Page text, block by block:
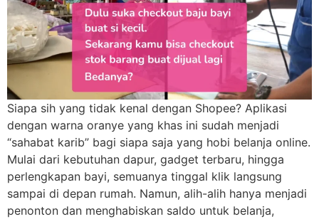
Siapa sih yang tidak kenal dengan Shopee? Aplikasi
dengan warna oranye yang khas ini sudah menjadi
“sahabat karib” bagi siapa saja yang hobi belanja online.
Mulai dari kebutuhan dapur, gadget terbaru, hingga
perlengkapan bayi, semuanya tinggal klik langsung
sampai di depan rumah. Namun, alih-alih hanya menjadi
penonton dan menghabiskan saldo untuk belanja,